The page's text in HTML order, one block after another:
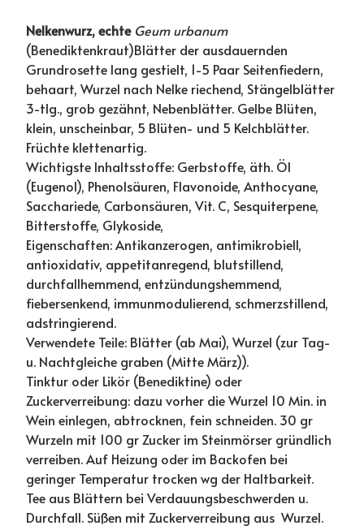
Nelkenwurz, echte Geum urbanum
(Benediktenkraut)Blätter der ausdauernden
Grundrosette lang gestielt, 1-5 Paar Seitenfiedern,
behaart, Wurzel nach Nelke riechend, Stängelblätter
3-tlg., grob gezähnt, Nebenblätter. Gelbe Blüten,
klein, unscheinbar, 5 Blüten- und 5 Kelchblätter.
Früchte klettenartig.
Wichtigste Inhaltsstoffe: Gerbstoffe, äth. Öl
(Eugenol), Phenolsäuren, Flavonoide, Anthocyane,
Sacchariede, Carbonsäuren, Vit. C, Sesquiterpene,
Bitterstoffe, Glykoside,
Eigenschaften: Antikanzerogen, antimikrobiell,
antioxidativ, appetitanregend, blutstillend,
durchfallhemmend, entzündungshemmend,
fiebersenkend, immunmodulierend, schmerzstillend,
adstringierend.
Verwendete Teile: Blätter (ab Mai), Wurzel (zur Tag-
u. Nachtgleiche graben (Mitte März)).
Tinktur oder Likör (Benediktine) oder
Zuckerverreibung: dazu vorher die Wurzel 10 Min. in
Wein einlegen, abtrocknen, fein schneiden. 30 gr
Wurzeln mit 100 gr Zucker im Steinmörser gründlich
verreiben. Auf Heizung oder im Backofen bei
geringer Temperatur trocken wg der Haltbarkeit.
Tee aus Blättern bei Verdauungsbeschwerden u.
Durchfall. Süßen mit Zuckerverreibung aus Wurzel.